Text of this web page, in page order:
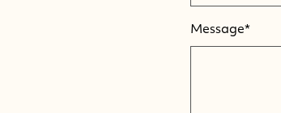
Message*